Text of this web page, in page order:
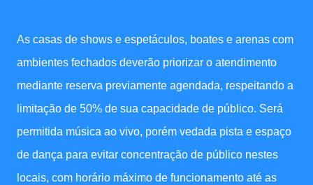
As casas de shows e espetáculos, boates e arenas com
ambientes fechados deverão priorizar o atendimento
mediante reserva previamente agendada, respeitando a
limitação de 50% de sua capacidade de público. Será
permitida música ao vivo, porém vedada pista e espaço
de dança para evitar concentração de público nestes
locais, com horário máximo de funcionamento até as